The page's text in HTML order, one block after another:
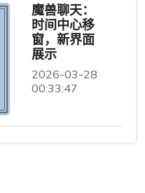
魔兽聊天：
时间中心移
窗，新界面
展示
2026-03-28
00:33:47